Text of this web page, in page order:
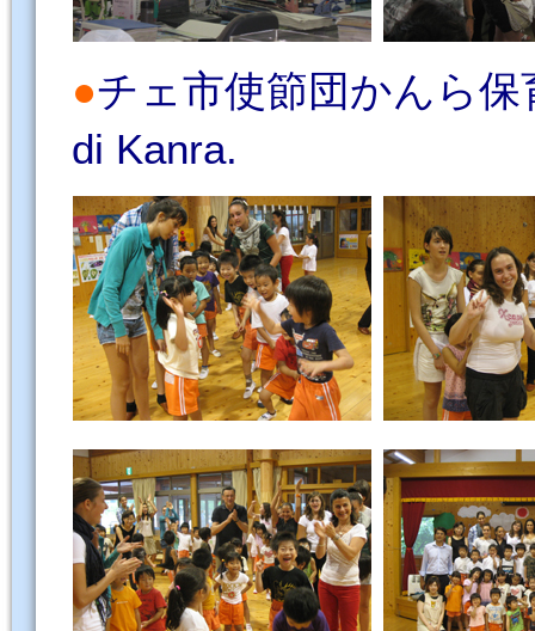
●チェ市使節団かんら
di Kanra.